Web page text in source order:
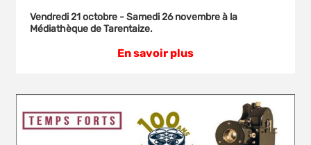
Vendredi 21 octobre - Samedi 26 novembre à la
Médiathèque de Tarentaize.
En savoir plus